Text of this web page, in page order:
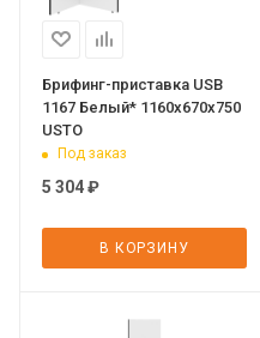
Брифинг-приставка USB
1167 Белый* 1160х670х750
USTO
Под заказ
5 304₽
В КОРЗИНУ